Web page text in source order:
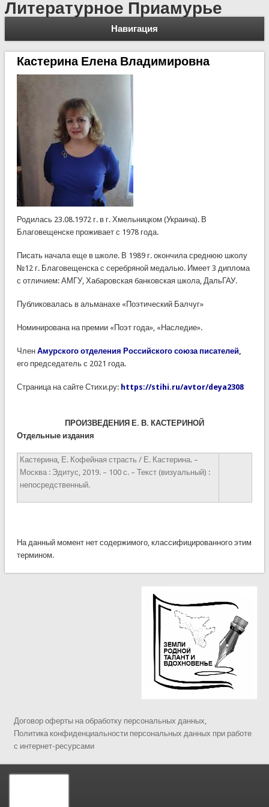
Литературное Приамурье
Навигация
Кастерина Елена Владимировна
Родилась 23.08.1972 г. в г. Хмельницком (Украина). В
Благовещенске проживает с 1978 года.
Писать начала еще в школе. В 1989 г. окончила среднюю школу
№12 г. Благовещенска с серебряной медалью. Имеет 3 диплома
с отличием: АМГУ, Хабаровская банковская школа, ДальГАУ.
Публиковалась в альманахе «Поэтический Балчуг»
Номинирована на премии «Поэт года», «Наследие».
Член Амурского отделения Российского союза писателей,
его председатель с 2021 года.
Страница на сайте Стихи.ру: https://stihi.ru/avtor/deya2308
ПРОИЗВЕДЕНИЯ Е. В. КАСТЕРИНОЙ
Отдельные издания
Кастерина, Е. Кофейная страсть / Е. Кастерина. –
Москва : Эдитус, 2019. – 100 с. – Текст (визуальный) :
непосредственный.
На данный момент нет содержимого, классифицированного этим
термином.
Договор оферты на обработку персональных данных,
Политика конфиденциальности персональных данных при работе
с интернет-ресурсами